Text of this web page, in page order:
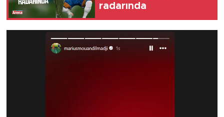
radarında